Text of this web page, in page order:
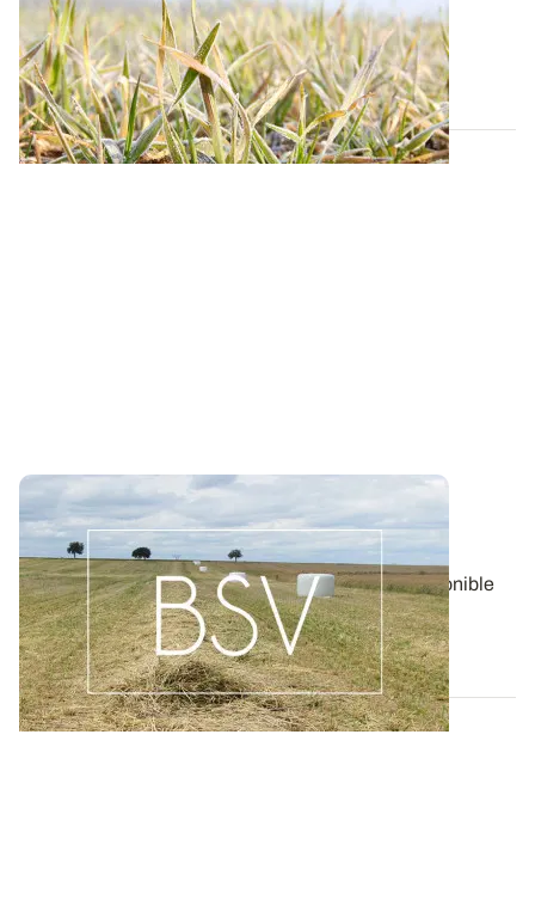
Avec l'arrivée de la neige et des premières gelées,
revenons sur les mécanismes mis en...
20 NOV. 2025
Bulletin de santé du Végétal - Lorraine :
Pommes de terre
Aujourd'hui, le BSV Pommes de terre n°17 est disponible
pour la région LORRAINE.
06 AOÛT 2026